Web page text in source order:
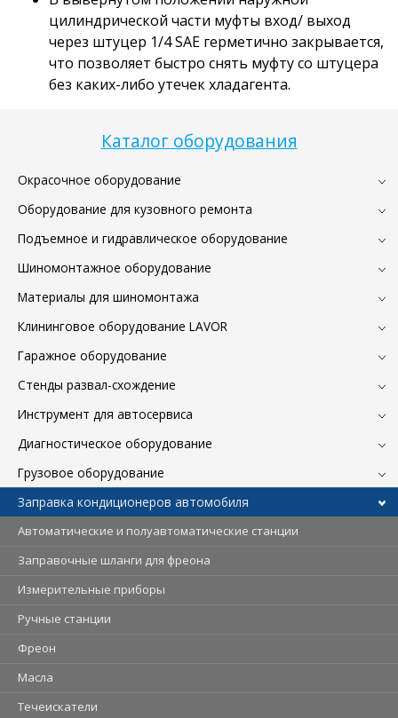
Каталог оборудования
Окрасочное оборудование
Оборудование для кузовного ремонта
Подъемное и гидравлическое оборудование
Шиномонтажное оборудование
Материалы для шиномонтажа
Клининговое оборудование LAVOR
Гаражное оборудование
Стенды развал-схождение
Инструмент для автосервиса
Диагностическое оборудование
Грузовое оборудование
Заправка кондиционеров автомобиля
Автоматические и полуавтоматические станции
Заправочные шланги для фреона
Измерительные приборы
Ручные станции
Фреон
Масла
Течеискатели
цилиндрической части муфты вход/ выход
через штуцер 1/4 SAE герметично закрывается,
что позволяет быстро снять муфту со штуцера
без каких-либо утечек хладагента.